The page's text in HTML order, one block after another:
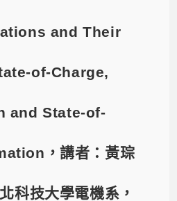
and Their
of-Charge,
and State-of-
，講者：黃琮
科技大學電機系，